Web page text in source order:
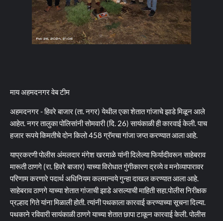
माय अहमदनगर वेब टीम
अहमदनगर - हिवरे बाजार (ता. नगर) येथील एका शेतात गांजाचे झाडे मिळून आले
आहेत. नगर तालुका पोलिसांनी सोमवारी (दि. 26) सायंकाळी ही कारवाई केली. पाच
हजार रूपये किमतीचे दोन किलो 458 ग्रॅमचा गांजा जप्त करण्यात आला आहे.
याप्रकरणी पोलीस अंमलदार मंगेश खरमाळे यांनी दिलेल्या फिर्यादीवरून साहेबराव
मारूती ठाणगे (रा. हिवरे बाजार) याच्या विरोधात गुंगीकारण द्रव्ये व मनोव्यापारावर
परिणाम करणारे पदार्थ अधिनियम कलमान्वये गुन्हा दाखल करण्यात आला आहे.
साहेबराव ठाणगे याच्या शेतात गांजाची झाडे असल्याची माहिती सहा.पोलीस निरीक्षक
प्रल्हाद गिते यांना मिळाली होती. त्यांनी पथकाला कारवाई करण्याच्या सूचना दिल्या.
पथकाने रविवारी सायंकाळी ठाणगे याच्या शेतात छापा टाकून कारवाई केली. पोलीस